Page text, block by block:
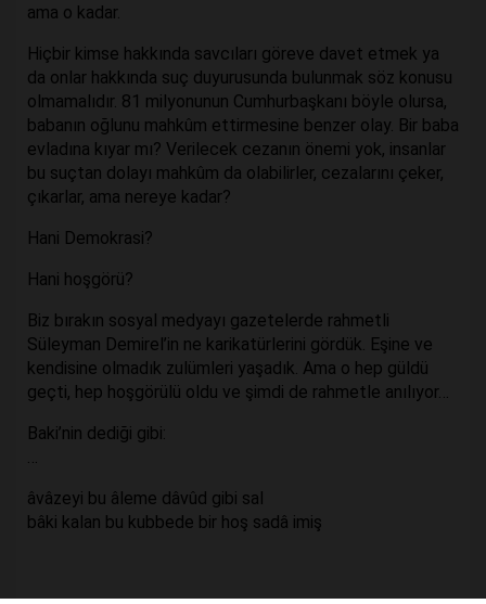
ama o kadar.
Hiçbir kimse hakkında savcıları göreve davet etmek ya
da onlar hakkında suç duyurusunda bulunmak söz konusu
olmamalıdır. 81 milyonunun Cumhurbaşkanı böyle olursa,
babanın oğlunu mahkûm ettirmesine benzer olay. Bir baba
evladına kıyar mı? Verilecek cezanın önemi yok, insanlar
bu suçtan dolayı mahkûm da olabilirler, cezalarını çeker,
çıkarlar, ama nereye kadar?
Hani Demokrasi?
Hani hoşgörü?
Biz bırakın sosyal medyayı gazetelerde rahmetli
Süleyman Demirel’in ne karikatürlerini gördük. Eşine ve
kendisine olmadık zulümleri yaşadık. Ama o hep güldü
geçti, hep hoşgörülü oldu ve şimdi de rahmetle anılıyor…
Baki’nin dediği gibi:
…
âvâzeyi bu âleme dâvûd gibi sal
bâki kalan bu kubbede bir hoş sadâ imiş